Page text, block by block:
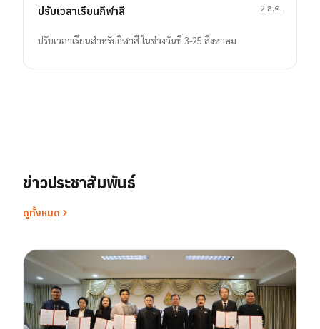
ปรับเวลาเรียนกีฬาสี
ปรับเวลาเรียนสำหรับกีฬาสี ในช่วงวันที่ 3-25 สิงหาคม
2 ส.ค.
ข่าวประชาสัมพันธ์
ดูทั้งหมด